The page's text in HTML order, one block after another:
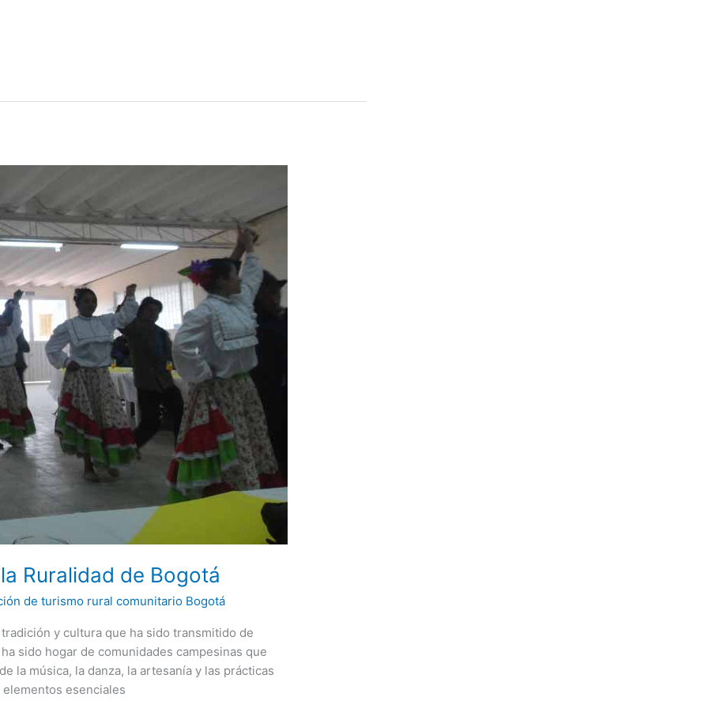
Ruralidad de Bogotá
de turismo rural comunitario Bogotá
y cultura que ha sido transmitido de
sido hogar de comunidades campesinas que
la música, la danza, la artesanía y las prácticas
elementos esenciales